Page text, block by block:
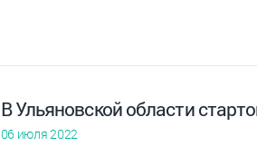
В Ульяновской области
06 июля 2022